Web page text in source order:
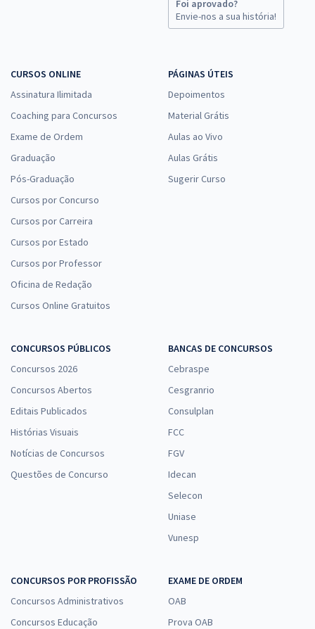
Foi aprovado?
Envie-nos a sua história!
CURSOS ONLINE
Assinatura Ilimitada
Coaching para Concursos
Exame de Ordem
Graduação
Pós-Graduação
Cursos por Concurso
Cursos por Carreira
Cursos por Estado
Cursos por Professor
Oficina de Redação
Cursos Online Gratuitos
PÁGINAS ÚTEIS
Depoimentos
Material Grátis
Aulas ao Vivo
Aulas Grátis
Sugerir Curso
CONCURSOS PÚBLICOS
Concursos 2026
Concursos Abertos
Editais Publicados
Histórias Visuais
Notícias de Concursos
Questões de Concurso
BANCAS DE CONCURSOS
Cebraspe
Cesgranrio
Consulplan
FCC
FGV
Idecan
Selecon
Uniase
Vunesp
CONCURSOS POR PROFISSÃO
Concursos Administrativos
Concursos Educação
EXAME DE ORDEM
OAB
Prova OAB